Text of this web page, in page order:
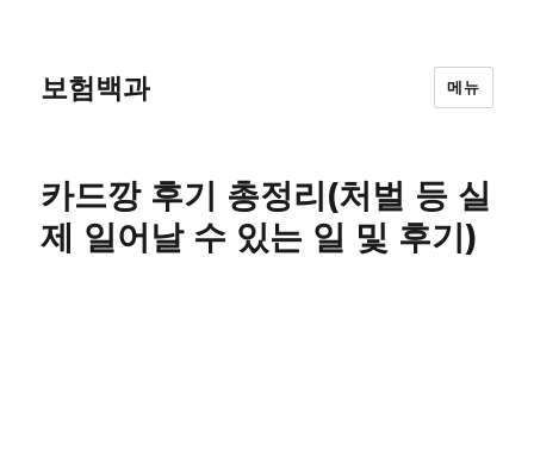
보험백과 메뉴
카드깡 후기 총정리(처벌 등 실
제 일어날 수 있는 일 및 후기)